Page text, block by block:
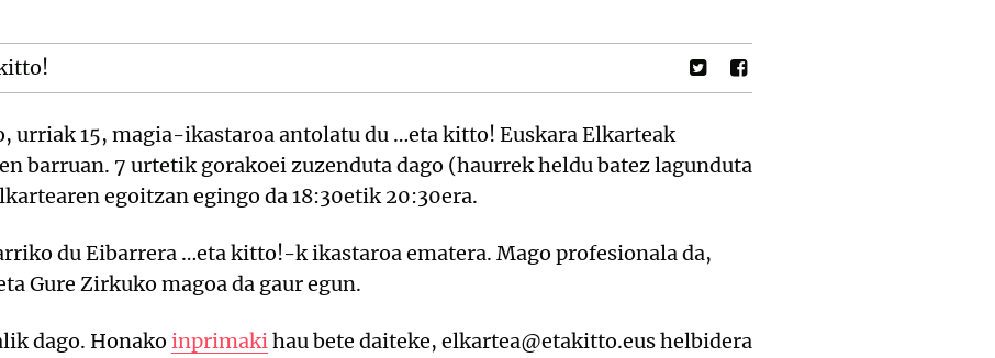
urriak 15, magia-ikastaroa antolatu du …eta kitto! Euskara Elkarteak
barruan. 7 urtetik gorakoei zuzenduta dago (haurrek heldu batez lagunduta
egoitzan egingo da 18:30etik 20:30era.
du Eibarrera …eta kitto!-k ikastaroa ematera. Mago profesionala da,
Gure Zirkuko magoa da gaur egun.
dago. Honako inprimakihau bete daiteke, elkartea@etakitto.eus helbidera